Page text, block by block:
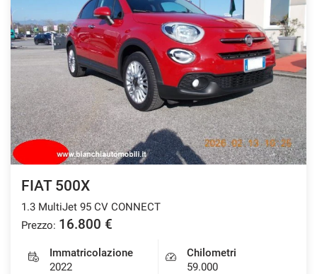
FIAT 500X
1.3 MultiJet 95 CV CONNECT
Prezzo: 16.800 €
Immatricolazione
2022
Chilometri
59.000